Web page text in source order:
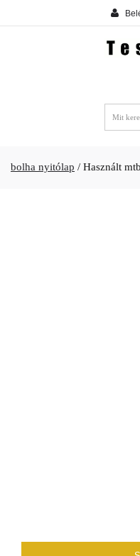
bolha nyitólap / Használt